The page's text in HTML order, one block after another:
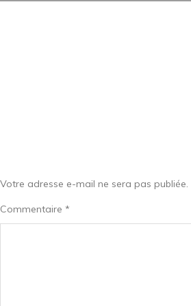
Votre adresse e-mail ne sera pas publiée.
Commentaire *